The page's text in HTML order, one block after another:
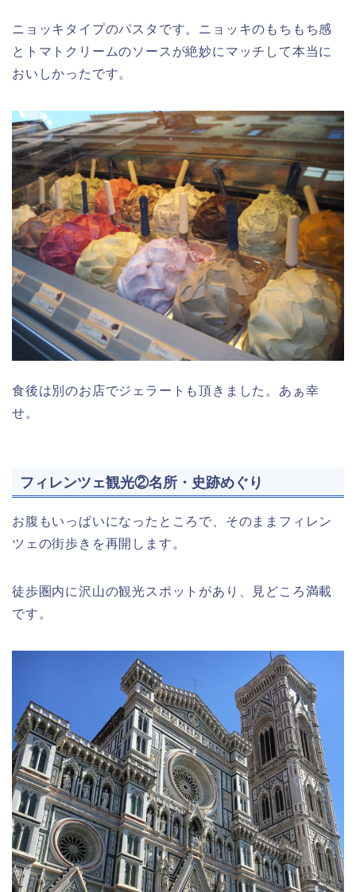
ニョッキタイプのパスタです。ニョッキのもちもち感
とトマトクリームのソースが絶妙にマッチして本当に
おいしかったです。
食後は別のお店でジェラートも頂きました。あぁ幸
せ。
フィレンツェ観光②名所・史跡めぐり
お腹もいっぱいになったところで、そのままフィレン
ツェの街歩きを再開します。
徒歩圏内に沢山の観光スポットがあり、見どころ満載
です。